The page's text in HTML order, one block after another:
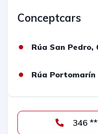
Conceptcars
Rúa San
Rúa